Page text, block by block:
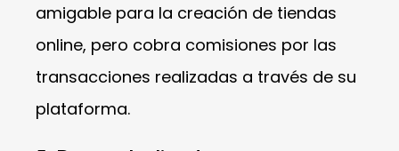
amigable para la creación de tiendas
online, pero cobra comisiones por las
transacciones realizadas a través de su
plataforma.